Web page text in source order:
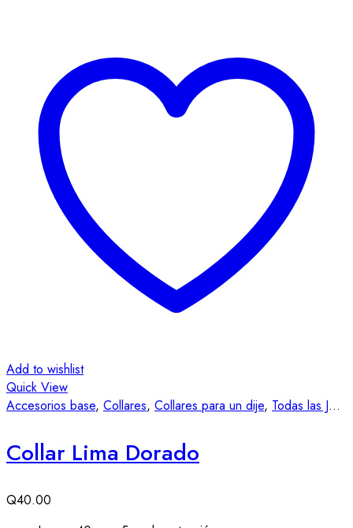
Add to wishlist
Quick View
Accesorios base, Collares, Collares para un dije, Todas las Joyas
Collar Lima Dorado
Q40.00